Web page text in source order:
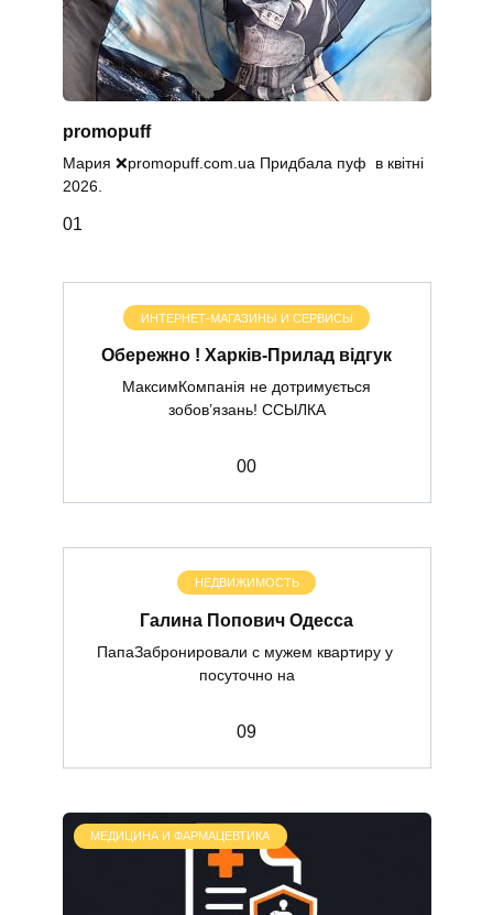
promopuff
Мария ❌promopuff.com.uа Придбала пуф в квітні
2026.
01
ИНТЕРНЕТ-МАГАЗИНЫ И СЕРВИСЫ
Обережно ! Харків-Прилад відгук
МаксимКомпанія не дотримується
зобов’язань! ССЫЛКА
00
НЕДВИЖИМОСТЬ
Галина Попович Одесса
ПапаЗабронировали с мужем квартиру у
посуточно на
09
МЕДИЦИНА И ФАРМАЦЕВТИКА